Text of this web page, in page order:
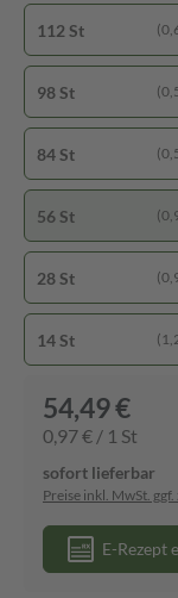
112 St
98 St
84 St
56 St
28 St
14 St
54,49 €
0,97 € / 1 St
sofort lieferbar
Preise inkl. MwSt.
E-Rezept